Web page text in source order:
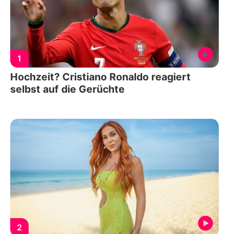
1
Hochzeit? Cristiano Ronaldo reagiert
selbst auf die Gerüchte
2